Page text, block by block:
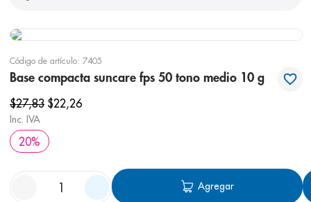
Código de artículo: 7405
Base compacta suncare fps 50 tono medio 10 g
$27,83 $22,26
Inc. IVA
20%
Agregar
términos más buscados
3.
4. cerave
bioderma